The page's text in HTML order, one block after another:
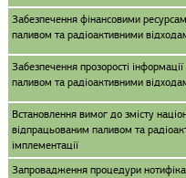
Забезпечення фінансовими
паливом та радіоактивними
Забезпечення прозорості
паливом та радіоактивними
Встановлення вимог до змісту
відпрацьованим паливом та
імплементації
Запровадження процедури